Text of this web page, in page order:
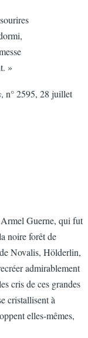
»
, n° 2595, 28 juillet
Guerne, qui fut
noire forêt de
Novalis, Hölderlin,
admirablement
cris de ces grandes
cristallisent à
elles-mêmes,